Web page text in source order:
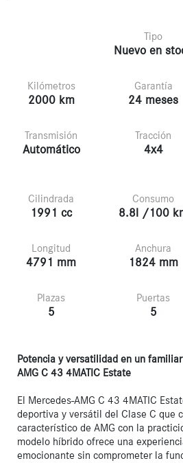
Tipo
Nuevo en
Kilómetros
2000 km
Garantía
24 meses
Transmisión
Automático
Tracción
4x4
Cilindrada
1991 cc
Consumo
8.8l /100
Longitud
4791 mm
Anchura
1824 mm
Plazas
5
Puertas
5
Potencia y versatilidad en un
AMG C 43 4MATIC Estate
El Mercedes-AMG C 43 4MATIC
deportiva y versátil del Clase C que
característico de AMG con la
modelo híbrido ofrece una
emocionante sin comprometer la